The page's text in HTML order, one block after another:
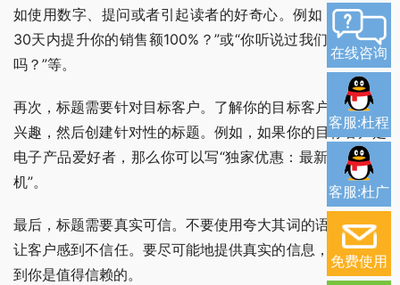
如使用数字、提问或者引起读者的好奇心。例如，“如何在
30天内提升你的销售额100%？”或“你听说过我们的新产品
吗？”等。
再次，标题需要针对目标客户。了解你的目标客户的需求和
兴趣，然后创建针对性的标题。例如，如果你的目标客户是
电子产品爱好者，那么你可以写“独家优惠：最新款智能手
机”。
最后，标题需要真实可信。不要使用夸大其词的语言，这会
让客户感到不信任。要尽可能地提供真实的信息，让客户感
到你是值得信赖的。
在线咨询
客服:杜程
客服:杜广
免费使用